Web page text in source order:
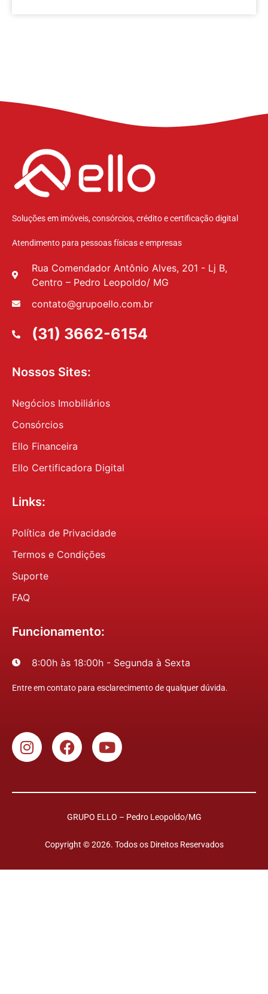
Soluções em imóveis, consórcios, crédito e certificação digital
Atendimento para pessoas físicas e empresas
Rua Comendador Antônio Alves, 201 - Lj B,
Centro – Pedro Leopoldo/ MG
contato@grupoello.com.br
(31) 3662-6154
Nossos Sites:
Negócios Imobiliários
Consórcios
Ello Financeira
Ello Certificadora Digital
Links:
Política de Privacidade
Termos e Condições
Suporte
FAQ
Funcionamento:
8:00h às 18:00h - Segunda à Sexta
Entre em contato para esclarecimento de qualquer dúvida.
GRUPO ELLO – Pedro Leopoldo/MG
Copyright © 2026. Todos os Direitos Reservados